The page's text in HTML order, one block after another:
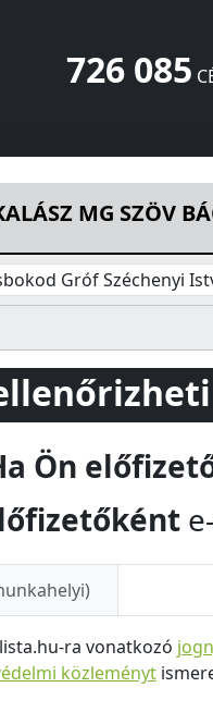
726 085
MG SZÖV
Gróf Széchenyi
Ön
ra vonatkozó
közleményt